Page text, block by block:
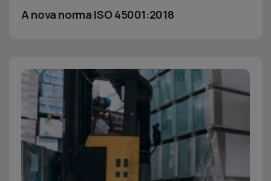
A nova norma ISO 45001:2018